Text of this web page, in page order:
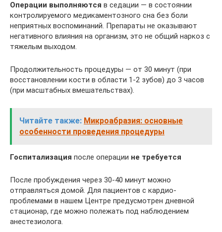
Операции выполняются в седации — в состоянии
контролируемого медикаментозного сна без боли
неприятных воспоминаний. Препараты не оказывают
негативного влияния на организм, это не общий наркоз с
тяжелым выходом.
Продолжительность процедуры — от 30 минут (при
восстановлении кости в области 1-2 зубов) до 3 часов
(при масштабных вмешательствах).
Читайте также: Микроабразия: основные
особенности проведения процедуры
Госпитализация после операции не требуется
После пробуждения через 30-40 минут можно
отправляться домой. Для пациентов с кардио-
проблемами в нашем Центре предусмотрен дневной
стационар, где можно полежать под наблюдением
анестезиолога.